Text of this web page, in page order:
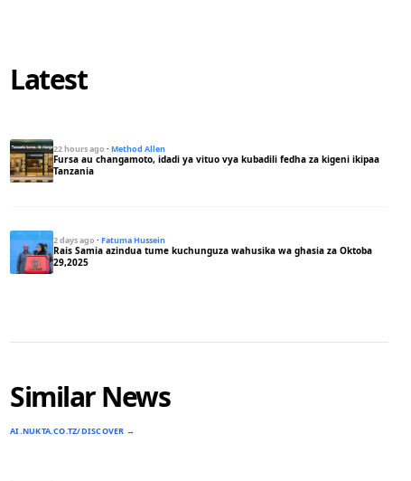
Latest
22 hours ago ·Method Allen
Fursa au changamoto, idadi ya vituo vya kubadili fedha za kigeni ikipaa
Tanzania
2 days ago ·Fatuma Hussein
Rais Samia azindua tume kuchunguza wahusika wa ghasia za Oktoba
29,2025
Similar News
AI.NUKTA.CO.TZ/DISCOVER →